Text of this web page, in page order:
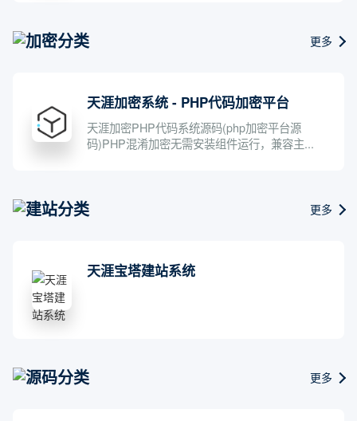
加密分类 更多
天涯加密系统 - PHP代码加密平台
天涯加密PHP代码系统源码(php加密平台源
码)PHP混淆加密无需安装组件运行，兼容主...
建站分类 更多
天涯宝塔建站系统
源码分类 更多